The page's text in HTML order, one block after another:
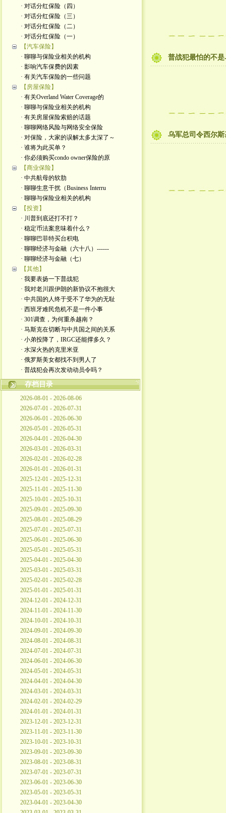
· 对话分红保险（四）
· 对话分红保险（三）
· 对话分红保险（二）
· 对话分红保险（一）
【汽车保险】
· 聊聊与保险业相关的机构
· 影响汽车保费的因素
· 有关汽车保险的一些问题
【房屋保险】
· 有关Overland Water Coverage的
· 聊聊与保险业相关的机构
· 有关房屋保险索赔的话题
· 聊聊网络风险与网络安全保险
· 对保险，大家的误解太多太深了～
· 谁将为此买单？
· 你必须购买condo owner保险的原
【商业保险】
· 中共航母的软肋
· 聊聊生意干扰（Business Interru
· 聊聊与保险业相关的机构
【投资】
· 川普到底还打不打？
· 稳定币法案意味着什么？
· 聊聊巴菲特买台积电
· 聊聊经济与金融（六十八）------
· 聊聊经济与金融（七）
【其他】
· 我要表扬一下普战犯
· 我对老川跟伊朗的新协议不抱很大
· 中共国的人终于受不了华为的无耻
· 西班牙难民危机不是一件小事
· 301调查，为何重杀越南？
· 马斯克在切断与中共国之间的关系
· 小弟投降了，IRGC还能撑多久？
· 水深火热的克里米亚
· 俄罗斯美女都找不到男人了
· 普战犯会再次发动动员令吗？
存档目录
2026-08-01 - 2026-08-06
2026-07-01 - 2026-07-31
2026-06-01 - 2026-06-30
2026-05-01 - 2026-05-31
2026-04-01 - 2026-04-30
2026-03-01 - 2026-03-31
2026-02-01 - 2026-02-28
2026-01-01 - 2026-01-31
2025-12-01 - 2025-12-31
2025-11-01 - 2025-11-30
2025-10-01 - 2025-10-31
2025-09-01 - 2025-09-30
2025-08-01 - 2025-08-29
2025-07-01 - 2025-07-31
2025-06-01 - 2025-06-30
2025-05-01 - 2025-05-31
2025-04-01 - 2025-04-30
2025-03-01 - 2025-03-31
2025-02-01 - 2025-02-28
2025-01-01 - 2025-01-31
2024-12-01 - 2024-12-31
2024-11-01 - 2024-11-30
2024-10-01 - 2024-10-31
2024-09-01 - 2024-09-30
2024-08-01 - 2024-08-31
2024-07-01 - 2024-07-31
2024-06-01 - 2024-06-30
2024-05-01 - 2024-05-31
2024-04-01 - 2024-04-30
2024-03-01 - 2024-03-31
2024-02-01 - 2024-02-29
2024-01-01 - 2024-01-31
2023-12-01 - 2023-12-31
2023-11-01 - 2023-11-30
2023-10-01 - 2023-10-31
2023-09-01 - 2023-09-30
2023-08-01 - 2023-08-31
2023-07-01 - 2023-07-31
2023-06-01 - 2023-06-30
2023-05-01 - 2023-05-31
2023-04-01 - 2023-04-30
普战犯最怕的不
乌军总司令西尔